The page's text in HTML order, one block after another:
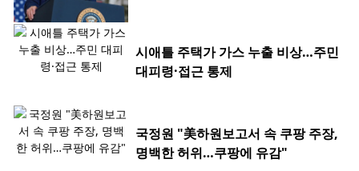
시애틀 주택가 가스 누출 비상…주민
대피령·접근 통제
국정원 "美하원보고서 속 쿠팡 주장,
명백한 허위…쿠팡에 유감"